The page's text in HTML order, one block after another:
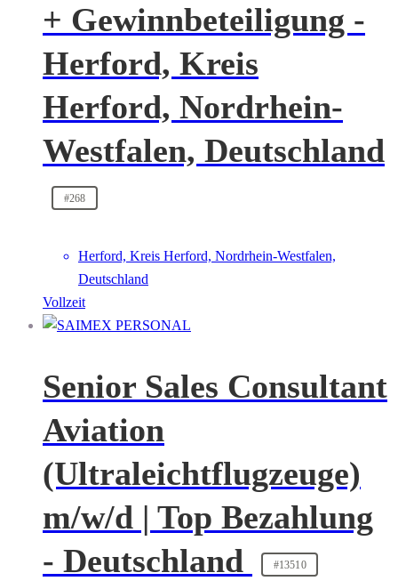
+ Gewinnbeteiligung -
Herford, Kreis
Herford, Nordrhein-
Westfalen, Deutschland
#268
Herford, Kreis Herford, Nordrhein-Westfalen,
Deutschland
Vollzeit
Senior Sales Consultant
Aviation
(Ultraleichtflugzeuge)
m/w/d | Top Bezahlung
- Deutschland
#13510